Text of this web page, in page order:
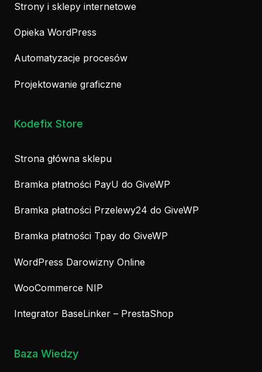
Strony i sklepy internetowe
Opieka WordPress
Automatyzacje procesów
Projektowanie graficzne
Kodefix Store
Strona główna sklepu
Bramka płatności PayU do GiveWP
Bramka płatności Przelewy24 do GiveWP
Bramka płatności Tpay do GiveWP
WordPress Darowizny Online
WooCommerce NIP
Integrator BaseLinker – PrestaShop
Baza Wiedzy